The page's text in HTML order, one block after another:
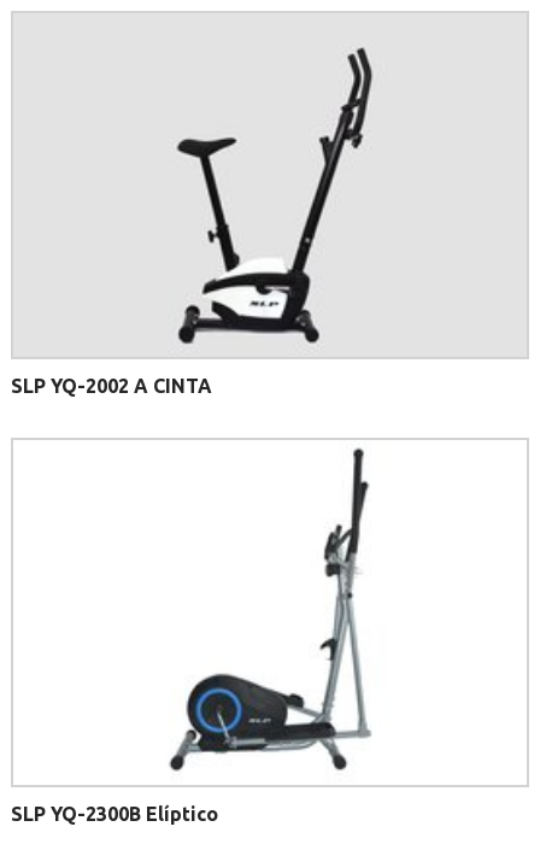
SLP YQ-2002 A CINTA
SLP YQ-2300B Elíptico